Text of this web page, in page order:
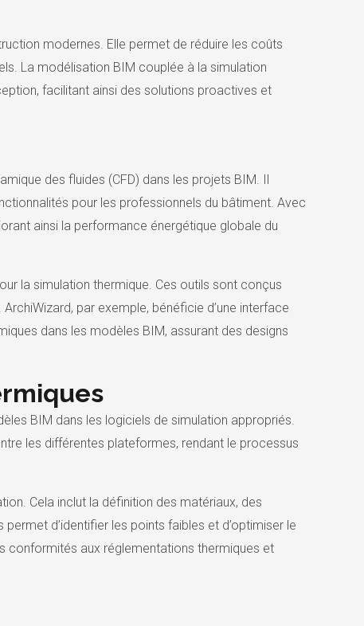
modernes. Elle permet de réduire les coûts
La modélisation BIM couplée à la simulation
facilitant ainsi des solutions proactives et
des fluides (CFD) dans les projets BIM. Il
pour les professionnels du bâtiment. Avec
ainsi la performance énergétique globale du
la simulation thermique. Ces outils sont conçus
par exemple, bénéficie d’une interface
dans les modèles BIM, assurant des designs
BIM dans les logiciels de simulation appropriés.
les différentes plateformes, rendant le processus
Cela inclut la définition des matériaux, des
d’identifier les points faibles et d’optimiser le
conformités aux réglementations thermiques et